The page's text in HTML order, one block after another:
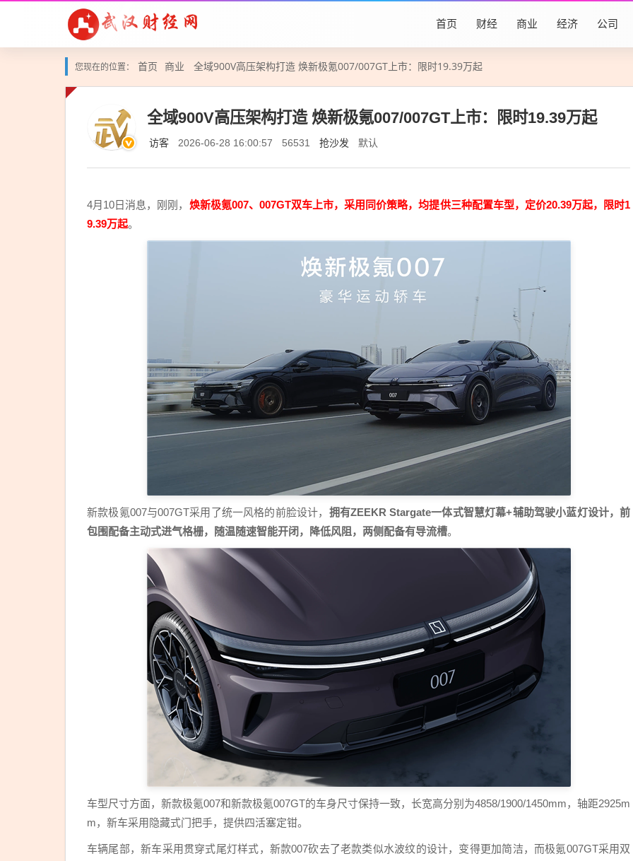
首页 财经 商业 经济 公司
您现在的位置： 首页 商业 全域900V高压架构打造 焕新极氪007/007GT上市：限时19.39万起
全域900V高压架构打造 焕新极氪007/007GT上市：限时19.39万起
访客 2026-06-28 16:00:57 56531 抢沙发 默认
4月10日消息，刚刚， 焕新极氪007、007GT双车上市，采用同价策略，均提供三种配置车型，定价20.39万起，限时1
9.39万起。
新款极氪007与007GT采用了统一风格的前脸设计， 拥有ZEEKR Stargate一体式智慧灯幕+辅助驾驶小蓝灯设计，前
包围配备主动式进气格栅，随温随速智能开闭，降低风阻，两侧配备有导流槽。
车型尺寸方面，新款极氪007和新款极氪007GT的车身尺寸保持一致，长宽高分别为4858/1900/1450mm，轴距2925m
m，新车采用隐藏式门把手，提供四活塞定钳。
车辆尾部，新车采用贯穿式尾灯样式，新款007砍去了老款类似水波纹的设计，变得更加简洁，而极氪007GT采用双